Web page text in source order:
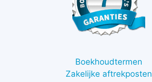
Boekhoudtermen
Zakelijke aftrekposten